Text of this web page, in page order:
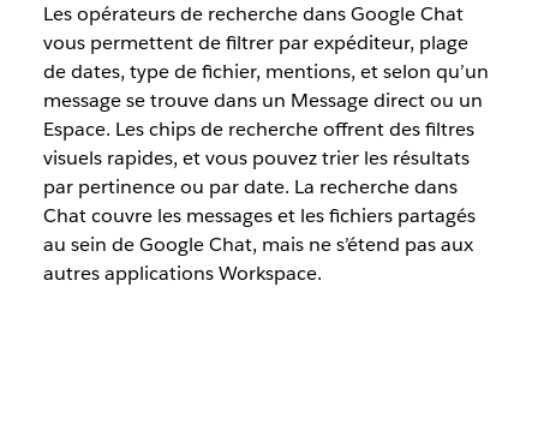
Les opérateurs de recherche dans Google Chat
vous permettent de filtrer par expéditeur, plage
de dates, type de fichier, mentions, et selon qu’un
message se trouve dans un Message direct ou un
Espace. Les chips de recherche offrent des filtres
visuels rapides, et vous pouvez trier les résultats
par pertinence ou par date. La recherche dans
Chat couvre les messages et les fichiers partagés
au sein de Google Chat, mais ne s’étend pas aux
autres applications Workspace.